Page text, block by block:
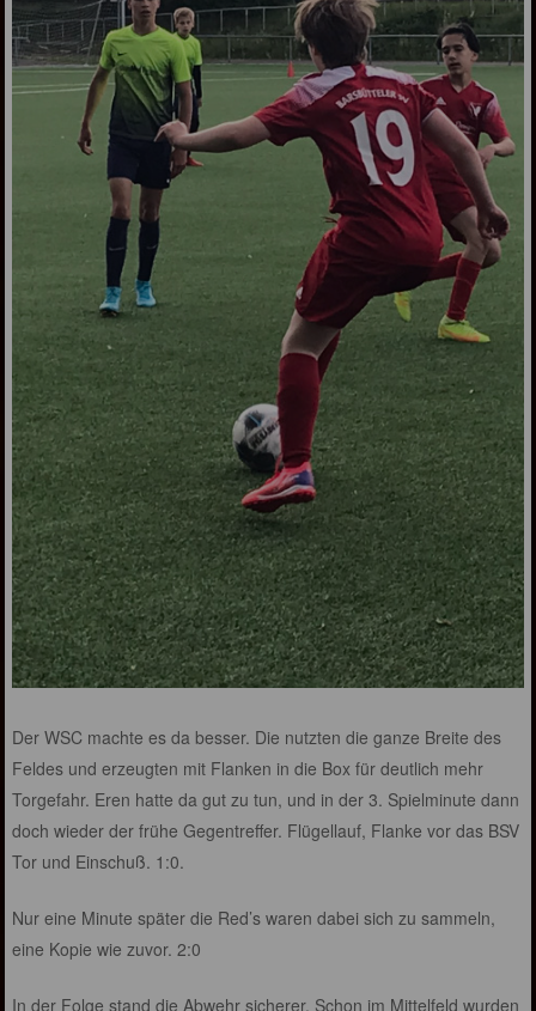
Der WSC machte es da besser. Die nutzten die ganze Breite des
Feldes und erzeugten mit Flanken in die Box für deutlich mehr
Torgefahr. Eren hatte da gut zu tun, und in der 3. Spielminute dann
doch wieder der frühe Gegentreffer. Flügellauf, Flanke vor das BSV
Tor und Einschuß. 1:0.
Nur eine Minute später die Red’s waren dabei sich zu sammeln,
eine Kopie wie zuvor. 2:0
In der Folge stand die Abwehr sicherer. Schon im Mittelfeld wurden